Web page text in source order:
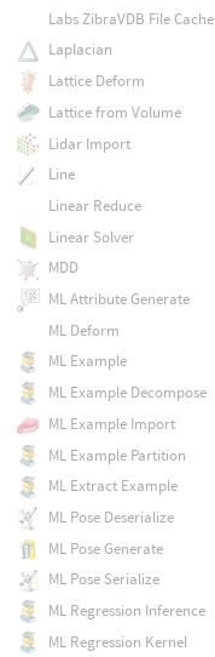
Labs ZibraVDB File Cache
Laplacian
Lattice Deform
Lattice from Volume
Lidar Import
Line
Linear Reduce
Linear Solver
MDD
ML Attribute Generate
ML Deform
ML Example
ML Example Decompose
ML Example Import
ML Example Partition
ML Extract Example
ML Pose Deserialize
ML Pose Generate
ML Pose Serialize
ML Regression Inference
ML Regression Kernel